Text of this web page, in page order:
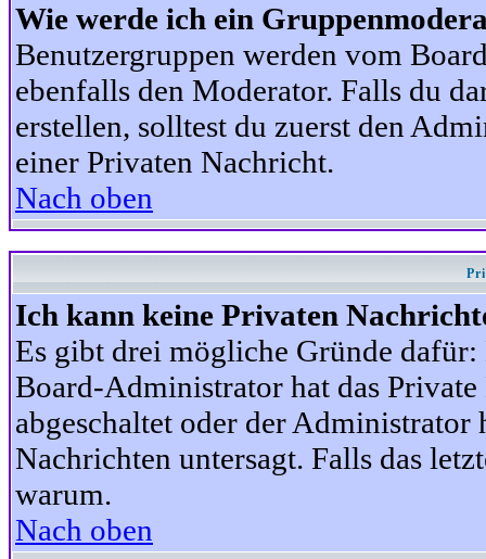
Wie werde ich ein
Benutzergruppen werden vom
ebenfalls den Moderator. Falls du
erstellen, solltest du zuerst den
einer Privaten Nachricht.
Nach oben
Ich kann keine Privaten
Es gibt drei mögliche Gründe
Board-Administrator hat das
abgeschaltet oder der
Nachrichten untersagt. Falls das
warum.
Nach oben